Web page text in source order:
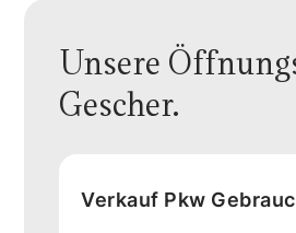
Unsere
Gescher.
Verkauf Pkw